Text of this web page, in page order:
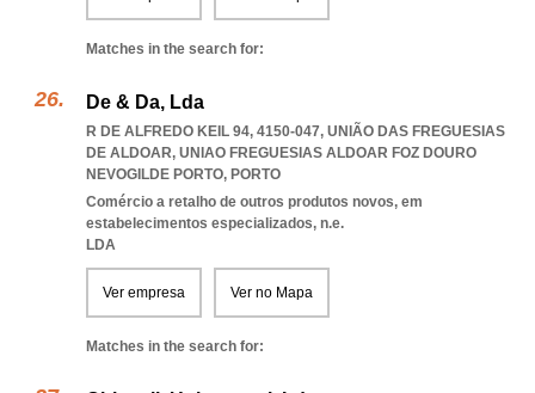
Matches in the search for:
De & Da, Lda
R DE ALFREDO KEIL 94, 4150-047, UNIÃO DAS FREGUESIAS
DE ALDOAR, UNIAO FREGUESIAS ALDOAR FOZ DOURO
NEVOGILDE PORTO, PORTO
Comércio a retalho de outros produtos novos, em
estabelecimentos especializados, n.e.
LDA
Ver empresa Ver no Mapa
Matches in the search for: